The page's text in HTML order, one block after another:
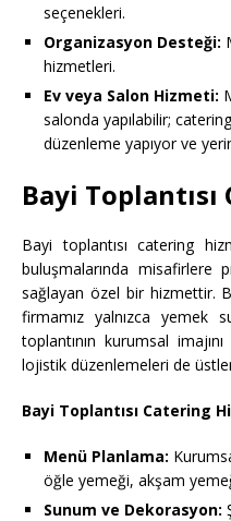
seçenekleri.
Organizasyon Desteği:
hizmetleri.
Ev veya Salon Hizmeti:
salonda yapılabilir;
düzenleme yapıyor ve
Bayi
Bayi toplantısı catering
buluşmalarında misafirlere
sağlayan özel bir hizmettir.
firmamız yalnızca yemek
toplantının kurumsal
lojistik düzenlemeleri de
Bayi Toplantısı Catering
Menü Planlama:
öğle yemeği, akşam
Sunum ve Dekorasyon: